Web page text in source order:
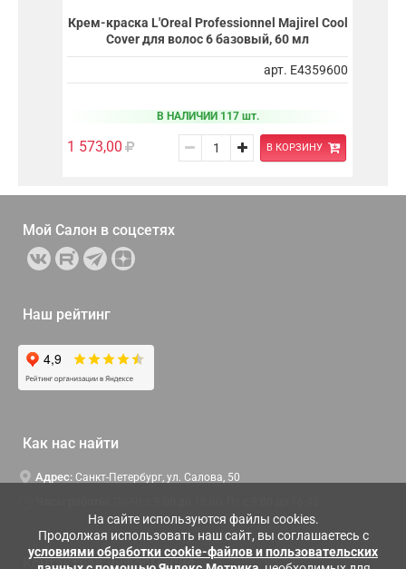
На сайте используются файлы cookies.
Продолжая использовать наш сайт, вы соглашаетесь с
условиями обработки cookie-файлов и пользовательских
Крем-краска L'Oreal Professionnel Majirel Cool
Cover для волос 6 базовый, 60 мл
арт. E4359600
В НАЛИЧИИ 117 шт.
1 573,00 В КОРЗИНУ
Мой Салон в соцсетях
Наш рейтинг
Как нас найти
Адрес: Санкт-Петербург, ул. Салова, 50
Контактная информация